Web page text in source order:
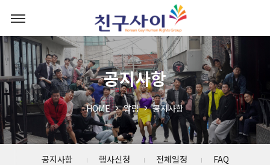
공지사항
HOME 알림 공지사항
공지사항 행사신청 전체일정 FAQ